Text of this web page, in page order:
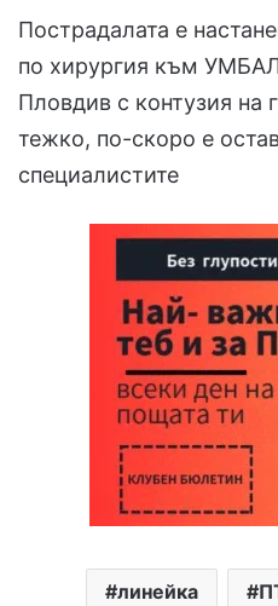
Пострадалата е
по хирургия към
Пловдив с контузия на
тежко, по-скоро е
специалистите
линейка